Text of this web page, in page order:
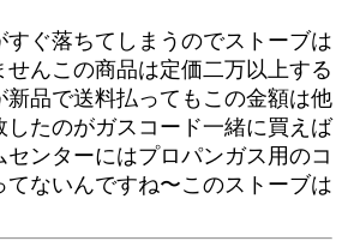
ぐ落ちてしまうのでストーブは
せんこの商品は定価二万以上する
品で送料払ってもこの金額は他
したのがガスコード一緒に買えば
センターにはプロパンガス用のコ
てないんですね〜このストーブは